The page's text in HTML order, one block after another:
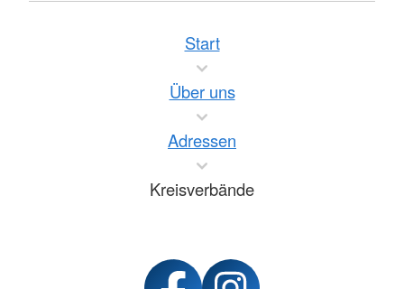
Start
Über uns
Adressen
Kreisverbände